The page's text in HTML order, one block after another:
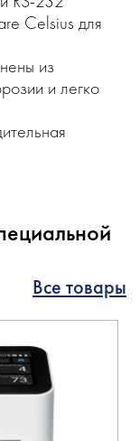
Celsius для
из
и легко
Все товары